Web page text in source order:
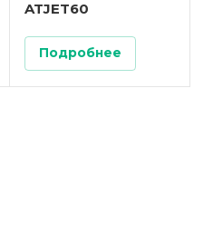
ATJET60
Подробнее